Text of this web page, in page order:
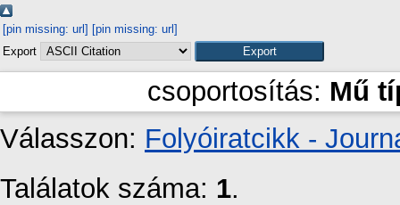
[pin missing: url] [pin missing: url]
Export
csoportosítás: Mű
Válasszon: Folyóiratcikk -
Találatok száma: 1.